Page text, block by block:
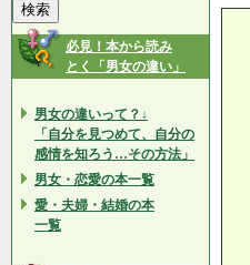
必見！本から読み
とく「男女の違い」
男女の違いって？↓
「自分を見つめて、自分の
感情を知ろう…その方法」
男女・恋愛の本一覧
愛・夫婦・結婚の本
一覧